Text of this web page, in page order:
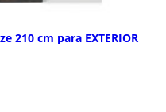
210 cm para EXTERIOR